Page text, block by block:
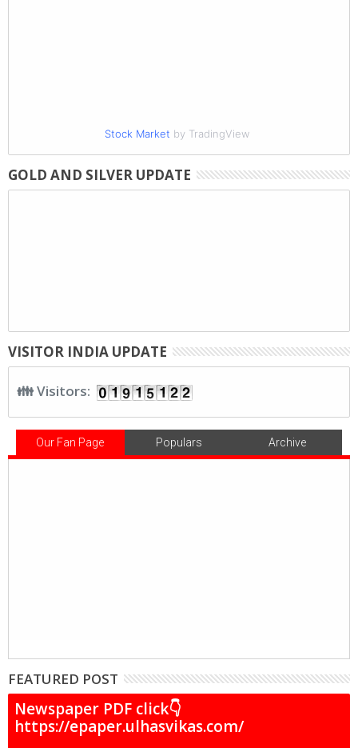
Stock Market by TradingView
GOLD AND SILVER UPDATE
VISITOR INDIA UPDATE
👪 Visitors:
Our Fan Page Populars Archive
FEATURED POST
Newspaper PDF click👇
https://epaper.ulhasvikas.com/